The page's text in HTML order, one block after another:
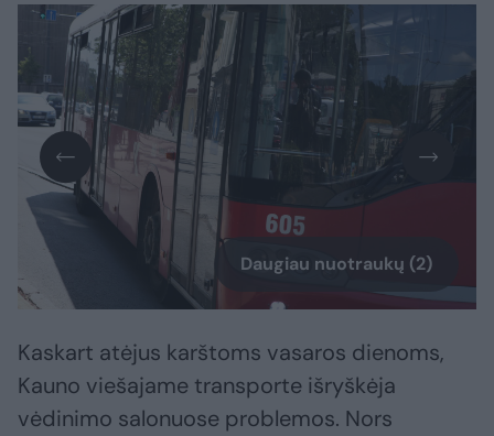
Daugiau nuotraukų (2)
Kaskart atėjus karštoms vasaros dienoms,
Kauno viešajame transporte išryškėja
vėdinimo salonuose problemos. Nors